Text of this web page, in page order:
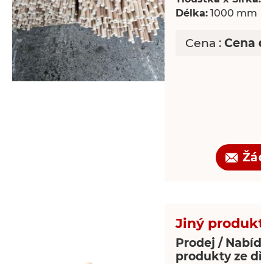
Délka: 1000 mm
Cena : Cena
Jiný produkt
Prodej /
produkty ze